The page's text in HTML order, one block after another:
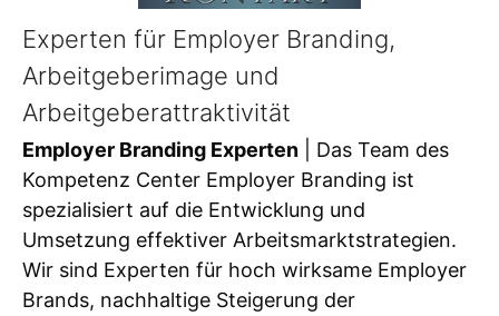
Experten für Employer Branding,
Arbeitgeberimage und
Arbeitgeberattraktivität
Employer Branding Experten | Das Team des
Kompetenz Center Employer Branding ist
spezialisiert auf die Entwicklung und
Umsetzung effektiver Arbeitsmarktstrategien.
Wir sind Experten für hoch wirksame Employer
Brands, nachhaltige Steigerung der